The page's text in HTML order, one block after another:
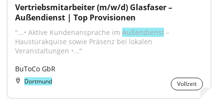
Vertriebsmitarbeiter (m/w/d) Glasfaser –
Außendienst | Top Provisionen
"...• Aktive Kundenansprache im Außendienst –
Haustürakquise sowie Präsenz bei lokalen
Veranstaltungen •..."
BuToCo GbR
Dortmund Vollzeit